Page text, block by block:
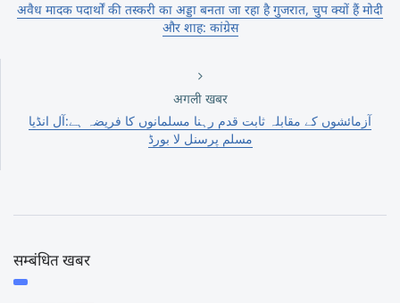
अवैध मादक पदार्थों की तस्करी का अड्डा बनता जा रहा है गुजरात, चुप क्यों हैं मोदी
और शाह: कांग्रेस
अगली खबर
آزمائشوں کے مقابلہ ثابت قدم رہنا مسلمانوں کا فریضہ ہے:آل انڈیا
مسلم پرسنل لا بورڈ
सम्बंधित खबर